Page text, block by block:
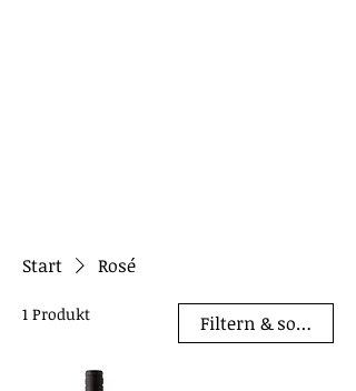
Start Rosé
1 Produkt Filtern & sortieren